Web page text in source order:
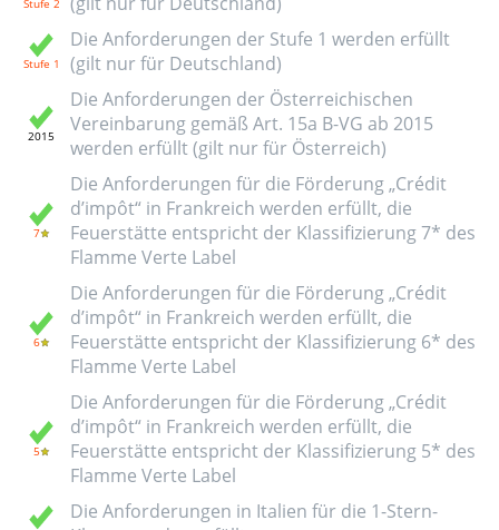
Die Anforderungen der Stufe 1 werden erfüllt
(gilt nur für Deutschland)
Die Anforderungen der Österreichischen
Vereinbarung gemäß Art. 15a B-VG ab 2015
werden erfüllt (gilt nur für Österreich)
Die Anforderungen für die Förderung „Crédit
d’impôt“ in Frankreich werden erfüllt, die
Feuerstätte entspricht der Klassifizierung 7* des
Flamme Verte Label
Die Anforderungen für die Förderung „Crédit
d’impôt“ in Frankreich werden erfüllt, die
Feuerstätte entspricht der Klassifizierung 6* des
Flamme Verte Label
Die Anforderungen für die Förderung „Crédit
d’impôt“ in Frankreich werden erfüllt, die
Feuerstätte entspricht der Klassifizierung 5* des
Flamme Verte Label
Die Anforderungen in Italien für die 1-Stern-